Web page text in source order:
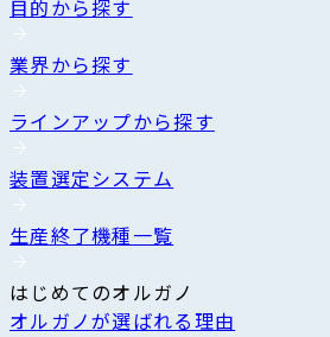
目的から探す
業界から探す
ラインアップから探す
装置選定システム
生産終了機種一覧
はじめてのオルガノ
オルガノが選ばれる理由